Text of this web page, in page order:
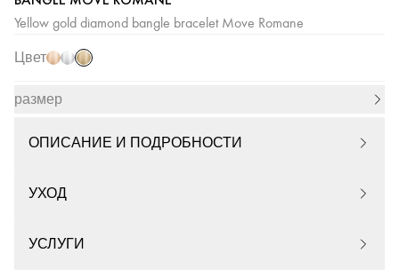
Yellow gold diamond bangle bracelet Move Romane
Цвет
Розовое
БелоеЖелтое
золото
размер
ОПИСАНИЕ И ПОДРОБНОСТИ
УХОД
УСЛУГИ